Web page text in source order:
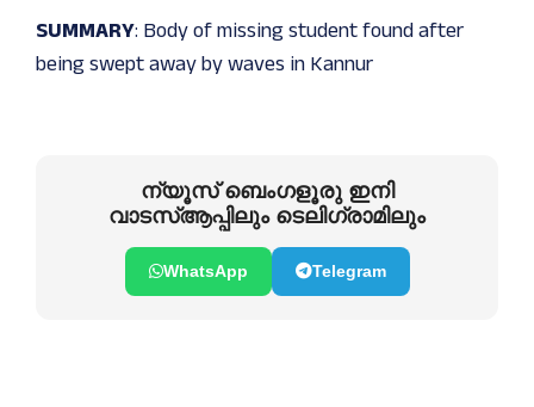
SUMMARY: Body of missing student found after
being swept away by waves in Kannur
ന്യൂസ് ബെംഗളൂരു ഇനി
വാടസ്ആപ്പിലും ടെലിഗ്രാമിലും
WhatsApp Telegram